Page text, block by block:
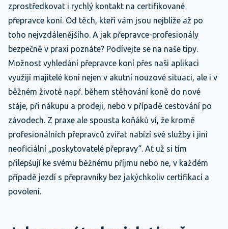
zprostředkovat i rychlý kontakt na certifikované
přepravce koní. Od těch, kteří vám jsou nejblíže až po
toho nejvzdálenějšího. A jak přepravce-profesionály
bezpečně v praxi poznáte? Podívejte se na naše tipy.
Možnost vyhledání přepravce koní přes naši aplikaci
využijí majitelé koní nejen v akutní nouzové situaci, ale i v
běžném životě např. během stěhování koně do nové
stáje, při nákupu a prodeji, nebo v případě cestování po
závodech. Z praxe ale spousta koňáků ví, že kromě
profesionálních přepravců zvířat nabízí své služby i jiní
neoficiální „poskytovatelé přepravy“. Ať už si tím
přilepšují ke svému běžnému příjmu nebo ne, v každém
případě jezdí s přepravníky bez jakýchkoliv certifikací a
povolení.